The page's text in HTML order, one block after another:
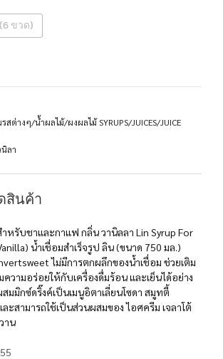
ขวด)
สต่างๆ/น้ำผลไม้/ผงผลไม้ SYRUPS/JUICES/JUICE
ลา
สินค้า
หรับชาและกาแฟ กลิ่น วานิลลา Lin Syrup For
น้ำเชื่อมสำเร็จรูป ลิน (ขนาด 750 มล.)
ไม่มีการตกผลึกของน้ำเชื่อม ช่วยเติม
วามอร่อยให้กับเครื่องดื่มร้อน และเย็นได้อย่าง
มมิกซ์ดริ๊งค์เป็นเมนูอิตาเลี่ยนโซดา สมูทตี้
ะสามารถใช้เป็นส่วนผสมของ ไอศครีม เจลาโต้
าน